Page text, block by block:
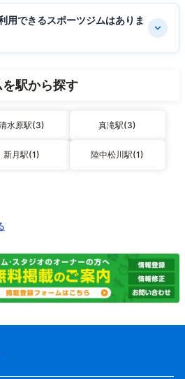
用できるスポーツジムはありま
駅から探す
水原駅(3) 真滝駅(3)
新月駅(1) 陸中松川駅(1)